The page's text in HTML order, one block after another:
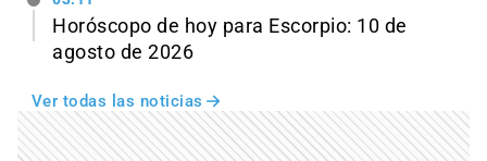
Horóscopo de hoy para Escorpio: 10 de
agosto de 2026
Ver todas las noticias